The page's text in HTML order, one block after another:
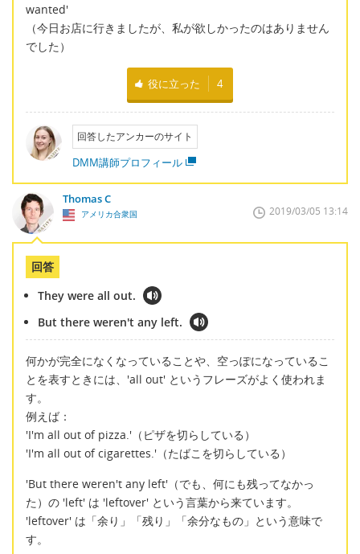
wanted'
（今日お店に行きましたが、私が欲しかったのはありません
でした）
役に立った 4
回答したアンカーのサイト
DMM講師プロフィール
Thomas C
アメリカ合衆国 2019/03/05 13:14
回答
They were all out.
But there weren't any left.
何かが完全になくなっていることや、空っぽになっているこ
とを表すときには、'all out' というフレーズがよく使われま
す。
例えば：
'I'm all out of pizza.'（ピザを切らしている）
'I'm all out of cigarettes.'（たばこを切らしている）
'But there weren't any left'（でも、何にも残ってなかっ
た）の 'left' は 'leftover' という言葉から来ています。
'leftover' は「余り」「残り」「余分なもの」という意味で
す。